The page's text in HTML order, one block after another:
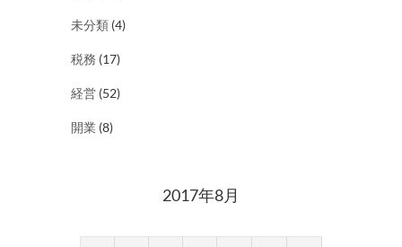
未分類 (4)
税務 (17)
経営 (52)
開業 (8)
2017年8月